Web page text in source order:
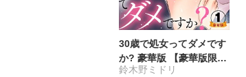
30歳で処女ってダメです
か? 豪華版 【豪華版限定
特典付き】
鈴木野ミドリ